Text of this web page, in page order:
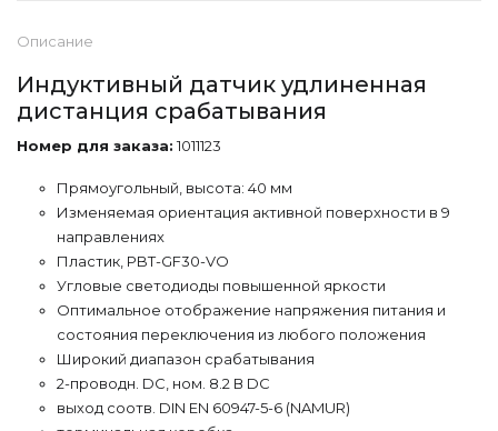
Описание
Индуктивный датчик удлиненная
дистанция срабатывания
Номер для заказа: 1011123
Прямоугольный, высота: 40 мм
Изменяемая ориентация активной поверхности в 9
направлениях
Пластик, PBT-GF30-VO
Угловые светодиоды повышенной яркости
Оптимальное отображение напряжения питания и
состояния переключения из любого положения
Широкий диапазон срабатывания
2-проводн. DC, ном. 8.2 В DC
выход соотв. DIN EN 60947-5-6 (NAMUR)